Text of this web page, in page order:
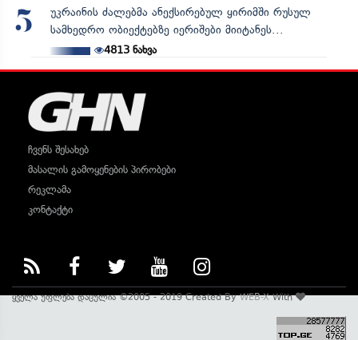
5
უკრაინის ძალებმა ანექსირებულ ყირიმში რუსულ
სამხედრო ობიექტებზე იერიშები მიიტანეს...
4813ნახვა
ჩვენს შესახებ
მასალის გამოყენების პირობები
რეკლამა
კონტაქტი
ყველა უფლება დაცულია ©2005 - 2019 Created ByWEB-XWith